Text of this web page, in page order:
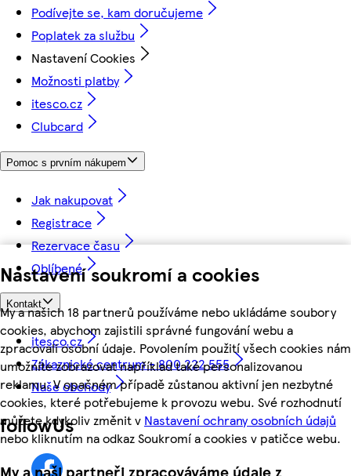
Nastavení soukromí a cookies
My a našich 18 partnerů používáme nebo ukládáme soubory
cookies, abychom zajistili správné fungování webu a
zpracovali osobní údaje. Povolením použití všech cookies nám
umožníte zobrazovat například také personalizovanou
reklamu. V opačném případě zůstanou aktivní jen nezbytné
cookies, které potřebujeme k provozu webu. Své rozhodnutí
můžete kdykoliv změnit v Nastavení ochrany osobních údajů
nebo kliknutím na odkaz Soukromí a cookies v patičce webu.
Podívejte se, kam doručujeme
Poplatek za službu
Nastavení Cookies
Možnosti platby
itesco.cz
Clubcard
Pomoc s prvním nákupem
Jak nakupovat
Registrace
Rezervace času
Oblíbené
Kontakt
itesco.cz
Zákaznické centrum - 800 222 555
Naše obchody
followUs